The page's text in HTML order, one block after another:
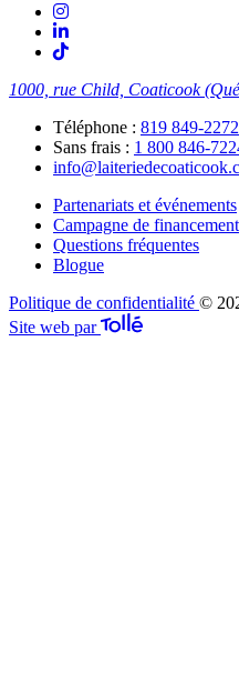
1000, rue Child, Coaticook
Téléphone : 819 849-2272
Sans frais : 1 800 846-
Partenariats et événements
Campagne de financement
Questions fréquentes
Blogue
Politique de confidentialité ©
Site web par